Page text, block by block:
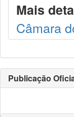
Mais
Câmara
Publicação